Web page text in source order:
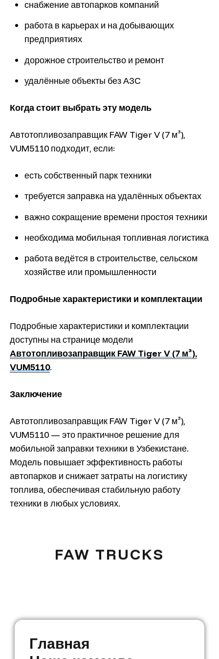
снабжение автопарков компаний
работа в карьерах и на добывающих
предприятиях
дорожное строительство и ремонт
удалённые объекты без АЗС
Когда стоит выбрать эту модель
Автотопливозаправщик FAW Tiger V (7 м³),
VUM5110 подходит, если:
есть собственный парк техники
требуется заправка на удалённых объектах
важно сокращение времени простоя техники
необходима мобильная топливная логистика
работа ведётся в строительстве, сельском
хозяйстве или промышленности
Подробные характеристики и комплектации
Подробные характеристики и комплектации
доступны на странице модели
Автотопливозаправщик FAW Tiger V (7 м³),
VUM5110.
Заключение
Автотопливозаправщик FAW Tiger V (7 м³),
VUM5110 — это практичное решение для
мобильной заправки техники в Узбекистане.
Модель повышает эффективность работы
автопарков и снижает затраты на логистику
топлива, обеспечивая стабильную работу
техники в любых условиях.
FAW TRUCKS
Главная